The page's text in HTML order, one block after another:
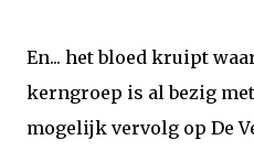
En... het bloed kruipt
kerngroep is al bezig
mogelijk vervolg op De